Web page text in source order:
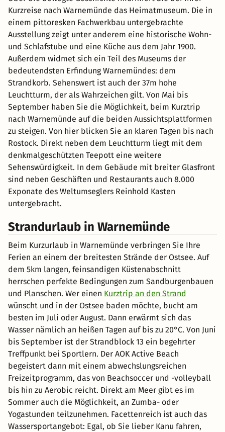
Kurzreise nach Warnemünde das Heimatmuseum. Die in
einem pittoresken Fachwerkbau untergebrachte
Ausstellung zeigt unter anderem eine historische Wohn-
und Schlafstube und eine Küche aus dem Jahr 1900.
Außerdem widmet sich ein Teil des Museums der
bedeutendsten Erfindung Warnemündes: dem
Strandkorb. Sehenswert ist auch der 37m hohe
Leuchtturm, der als Wahrzeichen gilt. Von Mai bis
September haben Sie die Möglichkeit, beim Kurztrip
nach Warnemünde auf die beiden Aussichtsplattformen
zu steigen. Von hier blicken Sie an klaren Tagen bis nach
Rostock. Direkt neben dem Leuchtturm liegt mit dem
denkmalgeschützten Teepott eine weitere
Sehenswürdigkeit. In dem Gebäude mit breiter Glasfront
sind neben Geschäften und Restaurants auch 8.000
Exponate des Weltumseglers Reinhold Kasten
untergebracht.
Strandurlaub in Warnemünde
Beim Kurzurlaub in Warnemünde verbringen Sie Ihre
Ferien an einem der breitesten Strände der Ostsee. Auf
dem 5km langen, feinsandigen Küstenabschnitt
herrschen perfekte Bedingungen zum Sandburgenbauen
und Planschen. Wer einen Kurztrip an den Strand
wünscht und in der Ostsee baden möchte, bucht am
besten im Juli oder August. Dann erwärmt sich das
Wasser nämlich an heißen Tagen auf bis zu 20°C. Von Juni
bis September ist der Strandblock 13 ein begehrter
Treffpunkt bei Sportlern. Der AOK Active Beach
begeistert dann mit einem abwechslungsreichen
Freizeitprogramm, das von Beachsoccer und -volleyball
bis hin zu Aerobic reicht. Direkt am Meer gibt es im
Sommer auch die Möglichkeit, an Zumba- oder
Yogastunden teilzunehmen. Facettenreich ist auch das
Wassersportangebot: Egal, ob Sie lieber Kanu fahren,